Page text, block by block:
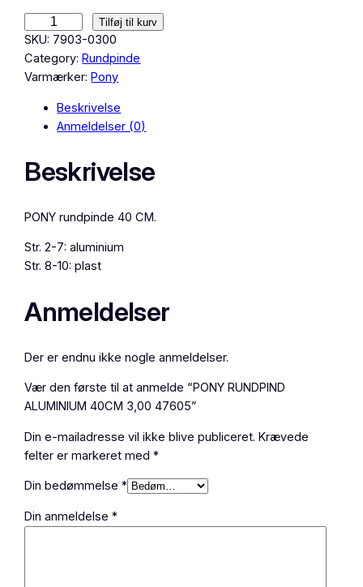
O
N
Y
P
D
A
L
M
I
I
M
4
0
C
3
0
Tilføj til kurv
SKU: 7903-0300
Category:Rundpinde
Varmærker:Pony
Beskrivelse
Anmeldelser (0)
Beskrivelse
PONY rundpinde 40 CM.
Str. 2-7: aluminium
Str. 8-10: plast
Anmeldelser
Der er endnu ikke nogle anmeldelser.
Vær den første til at anmelde “PONY RUNDPIND
ALUMINIUM 40CM 3,00 47605”
Din e-mailadresse vil ikke blive publiceret. Krævede
felter er markeret med*
Din bedømmelse*
Din anmeldelse*